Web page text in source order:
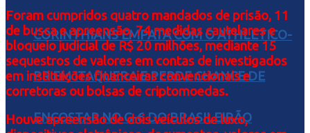
CORINTHIANS EMPATA COM O ATHLETICO-
PR EM ITAQUERA E PERDE CHANCE DE
ENCOSTAR NO G-6 DO BRASILEIRÃO
Foram cumpridos quatro mandados de prisão, 11
de busca e apreensão, 74 medidas cautelares e
bloqueio judicial de R$ 20 milhões, mediante 15
sequestros de valores em contas de investigados
em instituições financeiras convencionais e
corretoras ou bolsas de criptomoedas.
Houve apreensão de dois veículos de luxo,